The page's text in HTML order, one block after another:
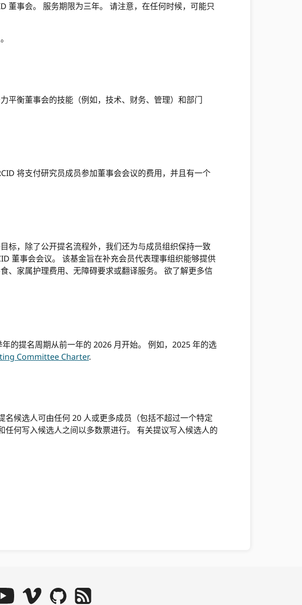
董事会。 服务期限为三年。 请注意，在任何时候，可能只
平衡董事会的技能（例如，技术、财务、管理）和部门
将支付研究员成员参加董事会会议的费用，并且有一个
标，除了公开提名流程外，我们还为与成员组织保持一致
董事会会议。 该基金旨在补充会员代表理事组织能够提供
、家属护理费用、无障碍要求或翻译服务。 欲了解更多信
的提名周期从前一年的 2026 月开始。 例如，2025 年的选
Committee Charter.
候选人可由任何 20 人或更多成员（包括不超过一个特定
何写入候选人之间以多数票进行。 有关提议写入候选人的